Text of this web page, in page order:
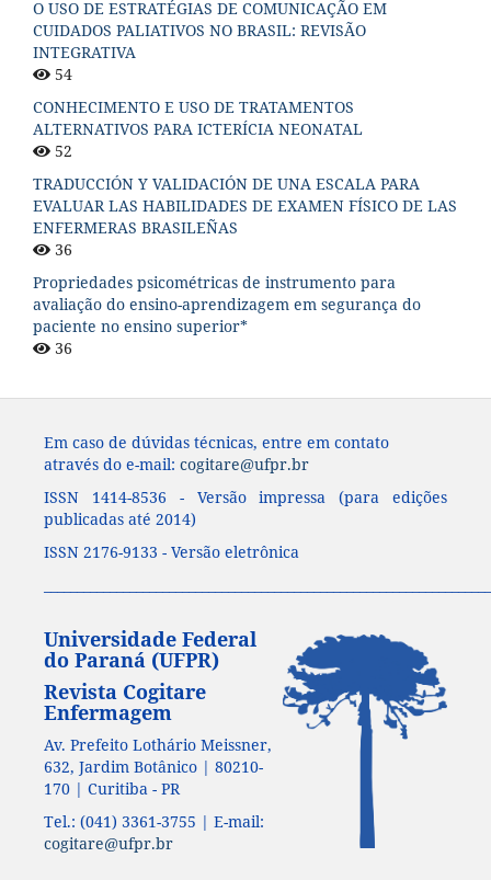
O USO DE ESTRATÉGIAS DE COMUNICAÇÃO EM
CUIDADOS PALIATIVOS NO BRASIL: REVISÃO
INTEGRATIVA
54
CONHECIMENTO E USO DE TRATAMENTOS
ALTERNATIVOS PARA ICTERÍCIA NEONATAL
52
TRADUCCIÓN Y VALIDACIÓN DE UNA ESCALA PARA
EVALUAR LAS HABILIDADES DE EXAMEN FÍSICO DE LAS
ENFERMERAS BRASILEÑAS
36
Propriedades psicométricas de instrumento para
avaliação do ensino-aprendizagem em segurança do
paciente no ensino superior*
36
Em caso de dúvidas técnicas, entre em contato
através do e-mail: cogitare@ufpr.br
ISSN 1414-8536 - Versão impressa (para edições
publicadas até 2014)
ISSN 2176-9133 - Versão eletrônica
Universidade Federal
do Paraná (UFPR)
Revista Cogitare
Enfermagem
Av. Prefeito Lothário Meissner,
632, Jardim Botânico | 80210-
170 | Curitiba - PR
Tel.: (041) 3361-3755 | E-mail:
cogitare@ufpr.br